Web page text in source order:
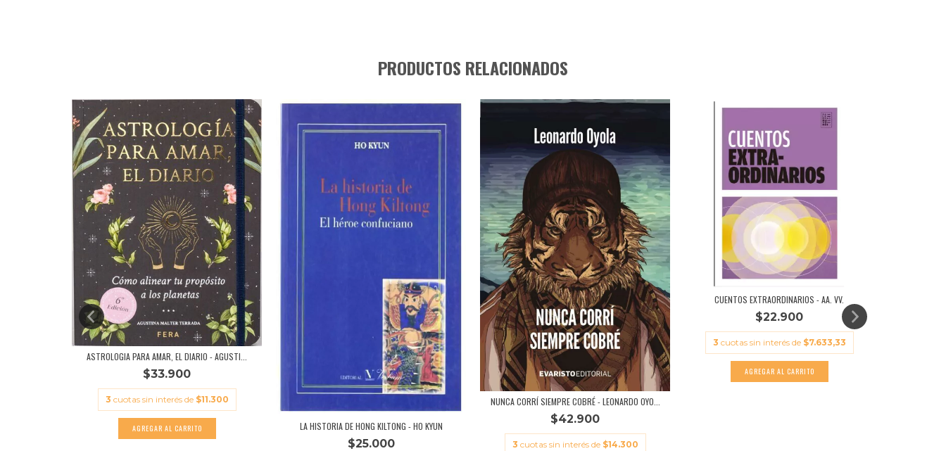
PRODUCTOS RELACIONADOS
ASTROLOGIA PARA AMAR, EL DIARIO - AGUSTI...
$33.900
3 cuotas sin interés de $11.300
LA HISTORIA DE HONG KILTONG - HO KYUN
$25.000
NUNCA CORRÍ SIEMPRE COBRÉ - LEONARDO OYO...
$42.900
3 cuotas sin interés de $14.300
CUENTOS EXTRAORDINARIOS - AA. VV.
$22.900
3 cuotas sin interés de $7.633,33